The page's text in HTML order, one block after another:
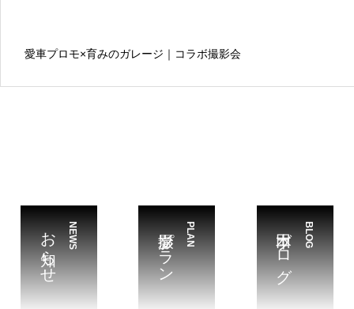
愛車プロモ×育みのガレージ｜コラボ撮影会
NEWS
お知らせ PLAN
撮影プラン BLOG
本田ブログ